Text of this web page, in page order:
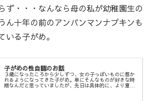
ず・・・なんなら母の私が幼稚園生の
ん十年の前のアンパンマンナプキンも
いる子がめ。
子がめの性自認のお話
３歳になったころから少しずつ、女の子っぽいものに惹か
れるようになってきた子がめ。単にそんなものが好きな時
期なんだと思っていましたが、先日は具体的に、より意思